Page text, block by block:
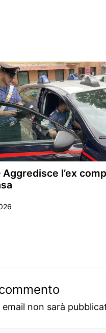
Aggredisce l’ex
non sarà